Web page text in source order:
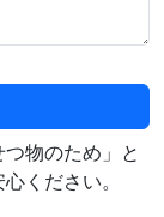
物のため」と
ください。